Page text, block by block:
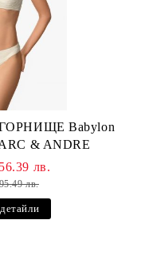
Babylon
& ANDRE
лв.
лв.